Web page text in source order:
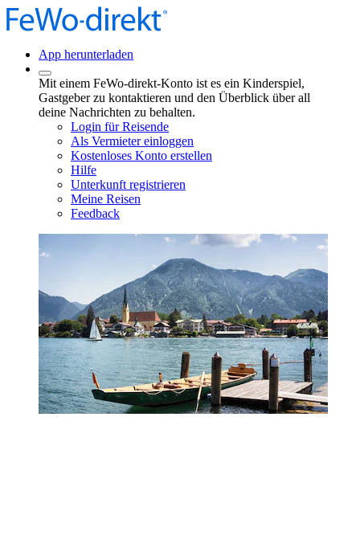
App herunterladen
Mit einem FeWo-direkt-Konto ist es ein Kinderspiel,
Gastgeber zu kontaktieren und den Überblick über all
deine Nachrichten zu behalten.
Login für Reisende
Als Vermieter einloggen
Kostenloses Konto erstellen
Hilfe
Unterkunft registrieren
Meine Reisen
Feedback